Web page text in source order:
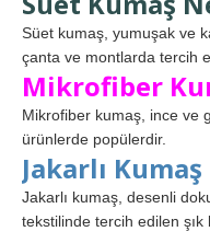
Süet kumaş, yumuşak ve
çanta ve montlarda tercih
Mikrofiber
Mikrofiber kumaş, ince ve
ürünlerde popülerdir.
Jakarlı
Jakarlı kumaş, desenli
tekstilinde tercih edilen şık